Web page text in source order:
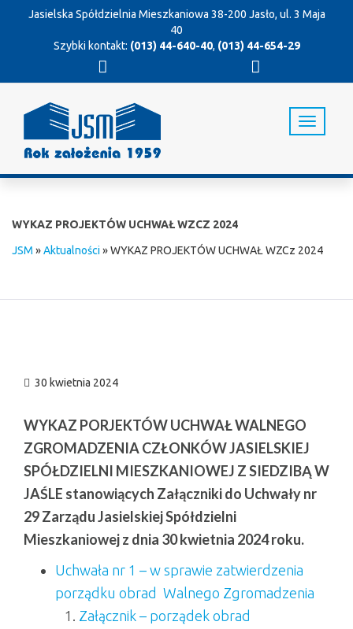
Jasielska Spółdzielnia Mieszkaniowa 38-200 Jasło, ul. 3 Maja
40
Szybki kontakt: (013) 44-640-40, (013) 44-654-29
T
o
v
WYKAZ PROJEKTÓW UCHWAŁ WZCZ 2024
JSM »Aktualności»WYKAZ PROJEKTÓW UCHWAŁ WZCz 2024
30 kwietnia 2024
WYKAZ PORJEKTÓW UCHWAŁWALNEGO
ZGROMADZENIA CZŁONKÓW JASIELSKIEJ
SPÓŁDZIELNI MIESZKANIOWEJ Z SIEDZIBĄ W
JAŚLE stanowiących Załączniki do Uchwały nr
29 Zarządu Jasielskiej Spółdzielni
Mieszkaniowej z dnia 30 kwietnia 2024 roku.
Uchwała nr 1 – w sprawie zatwierdzenia
porządku obrad Walnego Zgromadzenia
Załącznik – porządek obrad